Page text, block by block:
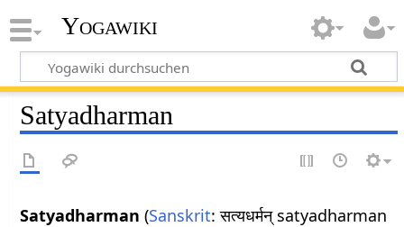
Yogawiki
Satyadharman
Satyadharman(Sanskrit: सत्यधर्मन् satyadharman